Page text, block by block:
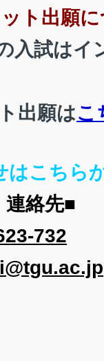
ト出願
入試はイ
出願はこ
はこちら
絡先■
732